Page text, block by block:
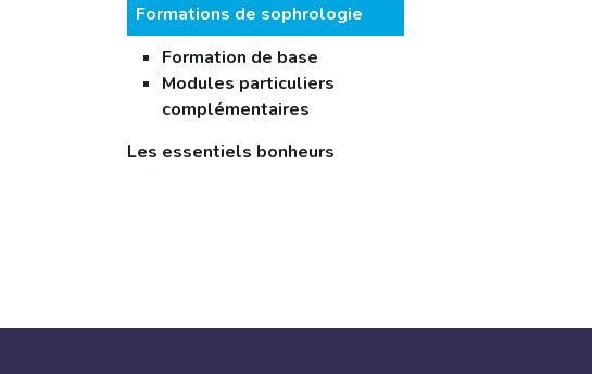
Formations de sophrologie
Formation de base
Modules particuliers
complémentaires
Les essentiels bonheurs